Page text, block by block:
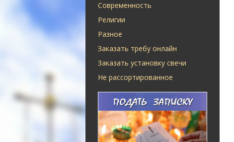
Современность
Религии
Разное
Заказать требу онлайн
Заказать установку свечи
Не рассортированное